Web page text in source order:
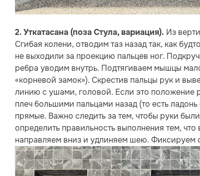
2. Уткатасана (поза Стула, вариация). Из
Сгибая колени, отводим таз назад так, как
не выходили за проекцию пальцев ног.
ребра уводим внутрь. Подтягиваем мышцы
«корневой замок»). Скрестив пальцы рук и
линию с ушами, головой. Если это положение
плеч большими пальцами назад (то есть
прямые. Важно следить за тем, чтобы руки
определить правильность выполнения тем,
направляем вниз и удлиняем шею. Фиксируем